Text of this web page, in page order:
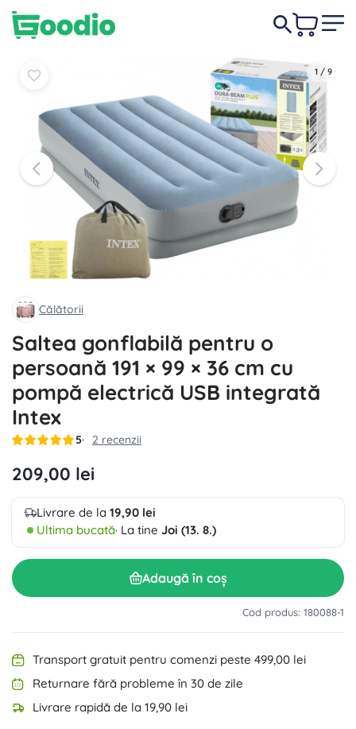
1 / 9
Călătorii
Saltea gonflabilă pentru o
persoană 191 × 99 × 36 cm cu
pompă electrică USB integrată
Intex
5 2 recenzii
209,00 lei
Livrare de la 19,90 lei
Ultima bucată· La tine Joi (13. 8.)
Adaugă în coș
Cod produs: 180088-1
Transport gratuit pentru comenzi peste 499,00 lei
Returnare fără probleme în 30 de zile
Livrare rapidă de la 19,90 lei
209,00 lei În coșÎn coș